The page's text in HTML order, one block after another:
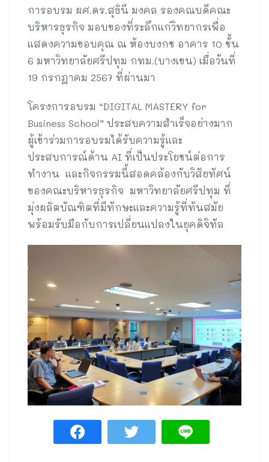
การอบรม ผศ.ดร.สุธินี มงคล รองคณบดีคณะ
บริหารธุรกิจ มอบของที่ระลึกแก่วิทยากรเพื่อ
แสดงความขอบคุณ ณ ห้องบงกช อาคาร 10 ชั้น
6 มหาวิทยาลัยศรีปทุม กทม.(บางเขน) เมื่อวันที่
19 กรกฎาคม 2567 ที่ผ่านมา
โครงการอบรม “DIGITAL MASTERY for
Business School” ประสบความสำเร็จอย่างมาก
ผู้เข้าร่วมการอบรมได้รับความรู้และ
ประสบการณ์ด้าน AI ที่เป็นประโยชน์ต่อการ
ทำงาน และกิจกรรมนี้สอดคล้องกับวิสัยทัศน์
ของคณะบริหารธุรกิจ มหาวิทยาลัยศรีปทุม ที่
มุ่งผลิตบัณฑิตที่มีทักษะและความรู้ที่ทันสมัย
พร้อมรับมือกับการเปลี่ยนแปลงในยุคดิจิทัล